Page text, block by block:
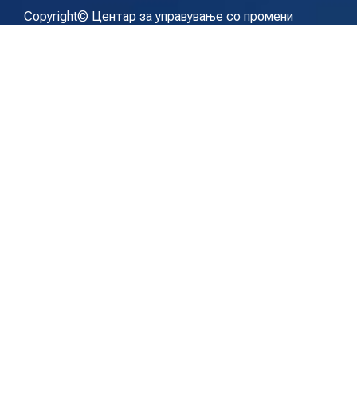
Copyright© Центар за управување со промени